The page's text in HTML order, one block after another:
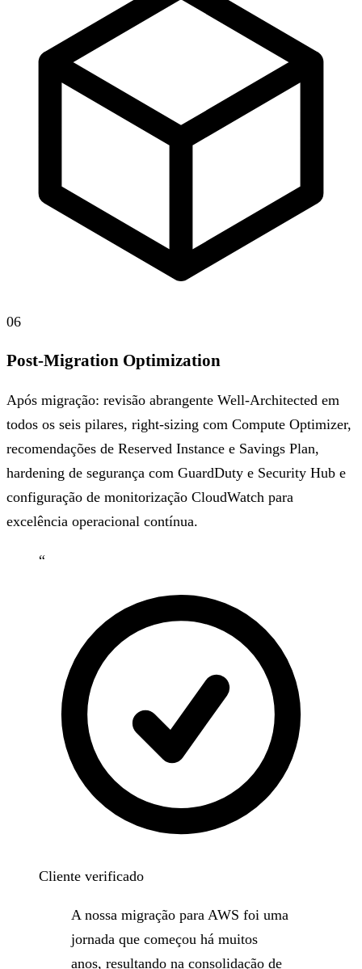
06
Post-Migration Optimization
Após migração: revisão abrangente Well-Architected em
todos os seis pilares, right-sizing com Compute Optimizer,
recomendações de Reserved Instance e Savings Plan,
hardening de segurança com GuardDuty e Security Hub e
configuração de monitorização CloudWatch para
excelência operacional contínua.
“
Cliente verificado
A nossa migração para AWS foi uma
jornada que começou há muitos
anos, resultando na consolidação de